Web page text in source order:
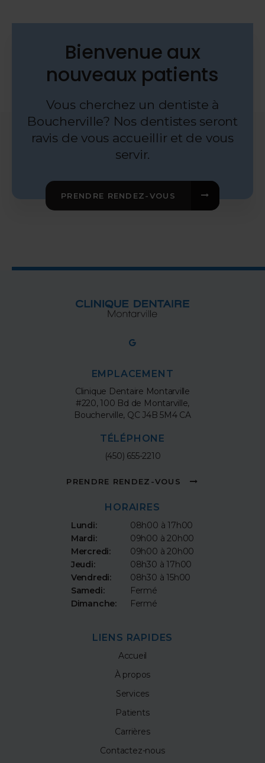
Bienvenue aux
nouveaux patients
Vous cherchez un dentiste à
Boucherville? Nos dentistes seront
ravis de vous accueillir et de vous
servir.
PRENDRE RENDEZ-VOUS
EMPLACEMENT
Clinique Dentaire Montarville
#220, 100 Bd de Montarville
Boucherville QC J4B 5M4 CA
TÉLÉPHONE
(450) 655-2210
PRENDRE RENDEZ-VOUS
HORAIRES
Lundi:
08h00 à 17h00
Mardi:
09h00 à 20h00
Mercredi:
09h00 à 20h00
Jeudi:
08h30 à 17h00
Vendredi:
08h30 à 15h00
Samedi:
Fermé
Dimanche:
Fermé
LIENS RAPIDES
Accueil
À propos
Services
Patients
Carrières
Contactez-nous